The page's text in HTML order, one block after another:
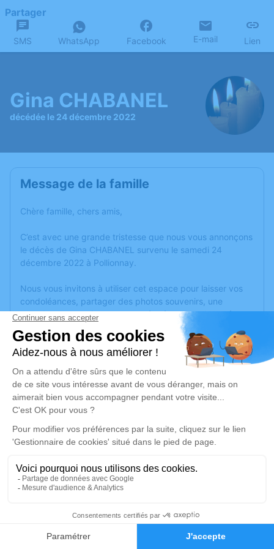
Faire-part Hommages
Partager
SMS WhatsApp Facebook E-mail Lien
Gina CHABANEL
décédée le 24 décembre 2022
Message de la famille
Chère famille, chers amis,
C’est avec une grande tristesse que nous vous annonçons
le décès de Gina CHABANEL survenu le samedi 24
décembre 2022 à Pollionnay.
Nous vous invitons à utiliser cet espace pour laisser vos
condoléances, partager des photos souvenirs, une
anecdote ou exprimer vos pensées à travers des poèmes
ou des textes. Cet endroit est un lieu d'expression dédié à
honorer la mémoire de Gina CHABANEL.
Un service de plantation d’arbre hommage estdisponible
mercredi 04 janvier 2023 à 10h00
Paroisse Saint Alexandre de l'Ouest Lyonnais
Eglise Saint Jean Baptiste 1 Route de la